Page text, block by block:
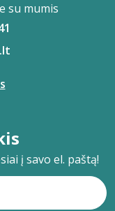
su mumis
į savo el. paštą!